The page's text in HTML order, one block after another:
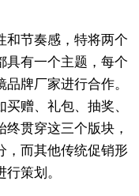
和节奏感，特将两个
具有一个主题，每个
牌厂家进行合作。
赠、礼包、抽奖、
贯穿这三个版块，
，而其他传统促销形
策划。